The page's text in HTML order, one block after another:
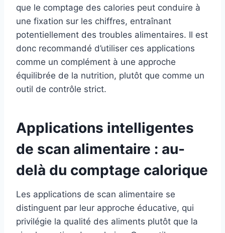
que le comptage des calories peut conduire à
une fixation sur les chiffres, entraînant
potentiellement des troubles alimentaires. Il est
donc recommandé d’utiliser ces applications
comme un complément à une approche
équilibrée de la nutrition, plutôt que comme un
outil de contrôle strict.
Applications intelligentes
de scan alimentaire : au-
delà du comptage calorique
Les applications de scan alimentaire se
distinguent par leur approche éducative, qui
privilégie la qualité des aliments plutôt que la